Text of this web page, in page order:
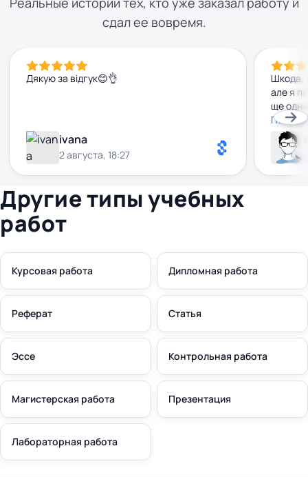
сдал ее вовремя.
Дякую за відгук😊👌
ivana
2 августа, 18:27
Шкода,
але я
ще
Другие типы учебных
работ
Курсовая работа Дипломная работа
Реферат Статья
Эссе Контрольная работа
Магистерская работа Презентация
Лабораторная работа